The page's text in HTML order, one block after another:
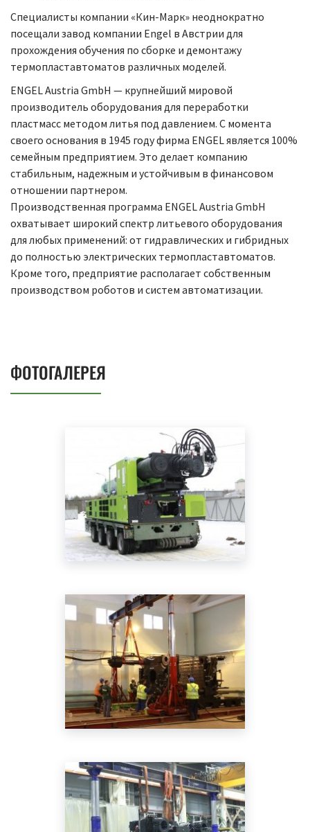
Специалисты компании «Кин-Марк» неоднократно
посещали завод компании Engel в Австрии для
прохождения обучения по сборке и демонтажу
термопластавтоматов различных моделей.
ENGEL Austria GmbH — крупнейший мировой
производитель оборудования для переработки
пластмасс методом литья под давлением. С момента
своего основания в 1945 году фирма ENGEL является 100%
семейным предприятием. Это делает компанию
стабильным, надежным и устойчивым в финансовом
отношении партнером.
Производственная программа ENGEL Austria GmbH
охватывает широкий спектр литьевого оборудования
для любых применений: от гидравлических и гибридных
до полностью электрических термопластавтоматов.
Кроме того, предприятие располагает собственным
производством роботов и систем автоматизации.
ФОТОГАЛЕРЕЯ